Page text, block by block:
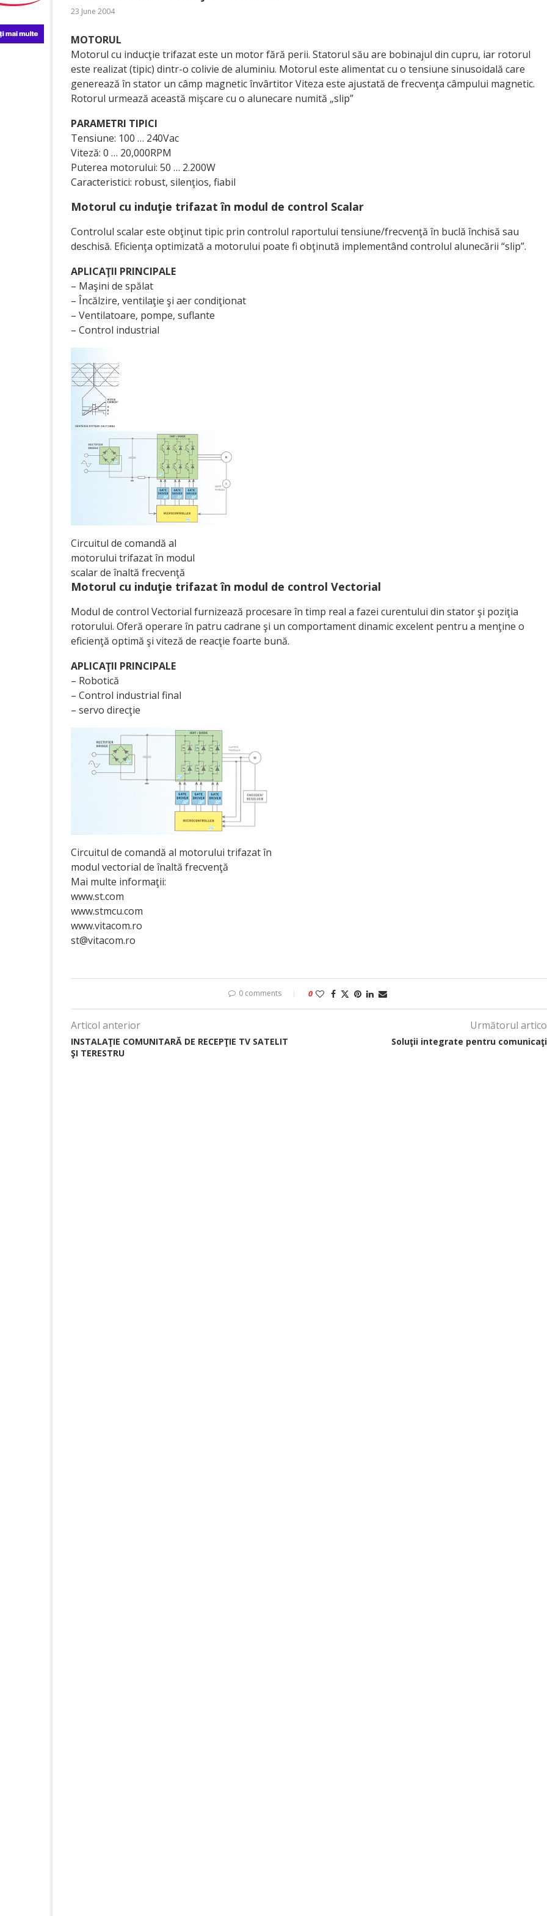
23 June 2004
MOTORUL
Motorul cu inducţie trifazat este un motor fără perii. Statorul său are bobinajul din cupru, iar rotorul
este realizat (tipic) dintr-o colivie de aluminiu. Motorul este alimentat cu o tensiune sinusoidală care
generează în stator un câmp magnetic învârtitor Viteza este ajustată de frecvenţa câmpului magnetic.
Rotorul urmează această mişcare cu o alunecare numită „slip”
PARAMETRI TIPICI
Tensiune: 100 … 240Vac
Viteză: 0 … 20,000RPM
Puterea motorului: 50 … 2.200W
Caracteristici: robust, silenţios, fiabil
Motorul cu induţie trifazat în modul de control Scalar
Controlul scalar este obţinut tipic prin controlul raportului tensiune/frecvenţă în buclă închisă sau
deschisă. Eficienţa optimizată a motorului poate fi obţinută implementând controlul alunecării “slip”.
APLICAŢII PRINCIPALE
– Maşini de spălat
– Încălzire, ventilaţie şi aer condiţionat
– Ventilatoare, pompe, suflante
– Control industrial
Circuitul de comandă al
motorului trifazat în modul
scalar de înaltă frecvenţă
Motorul cu induţie trifazat în modul de control Vectorial
Modul de control Vectorial furnizează procesare în timp real a fazei curentului din stator şi poziţia
rotorului. Oferă operare în patru cadrane şi un comportament dinamic excelent pentru a menţine o
eficienţă optimă şi viteză de reacţie foarte bună.
APLICAŢII PRINCIPALE
– Robotică
– Control industrial final
– servo direcţie
Circuitul de comandă al motorului trifazat în
modul vectorial de înaltă frecvenţă
Mai multe informaţii:
www.st.com
www.stmcu.com
www.vitacom.ro
st@vitacom.ro
0 comments 0
Articol anterior
INSTALAŢIE COMUNITARĂ DE RECEPŢIE TV SATELIT
ŞI TERESTRU
Următorul
Soluţii integrate pentru